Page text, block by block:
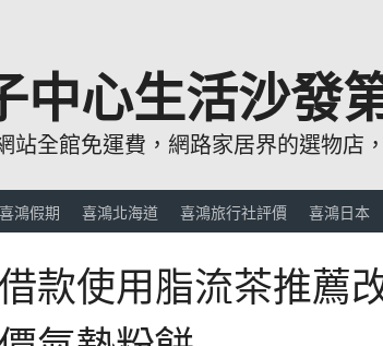
中心生活沙發
站全館免運費，網路家居界的選物店
喜鴻假期 喜鴻北海道 喜鴻旅行社評價 喜鴻日本
款使用脂流茶推薦